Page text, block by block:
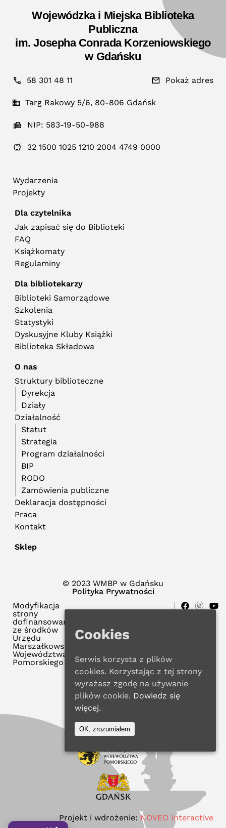
Wojewódzka i Miejska Biblioteka
Publiczna
im. Josepha Conrada Korzeniowskiego
w Gdańsku
58 301 48 11 Pokaż adres
Targ Rakowy 5/6, 80-806 Gdańsk
NIP: 583-19-50-988
32 1500 1025 1210 2004 4749 0000
Wydarzenia
Projekty
Dla czytelnika
Jak zapisać się do Biblioteki
FAQ
Książkomaty
Regulaminy
Dla bibliotekarzy
Biblioteki Samorządowe
Szkolenia
Statystyki
Dyskusyjne Kluby Książki
Biblioteka Składowa
O nas
Struktury biblioteczne
Dyrekcja
Działy
Działalność
Statut
Strategia
Program działalności
BIP
RODO
Zamówienia publiczne
Deklaracja dostępności
Praca
Kontakt
Sklep
© 2023 WMBP w Gdańsku
Polityka Prywatności
Modyfikacja
strony
dofinansowana
ze środków
Urzędu
Marszałkowskiego
Województwa
Pomorskiego
Projekt i wdrożenie: NOVEO Interactive
Cookies
Serwis korzysta z plików
cookies. Korzystając z tej strony
wyrażasz zgodę na używanie
plików cookie. Dowiedz się
więcej.
OK, zrozumiałem